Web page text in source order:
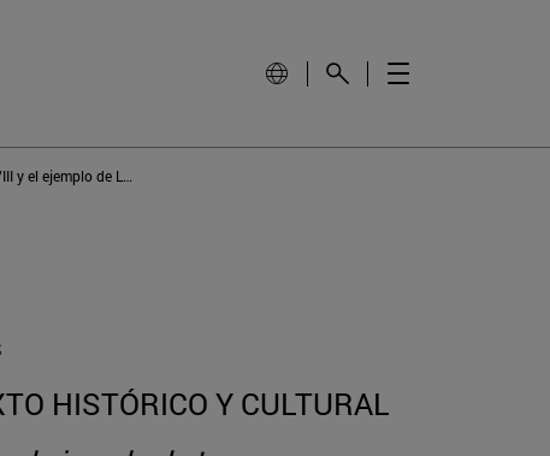
Las cajas de órgano del siglo XVIII y el ejemplo de Larraga
HISTÓRICO Y CULTURAL